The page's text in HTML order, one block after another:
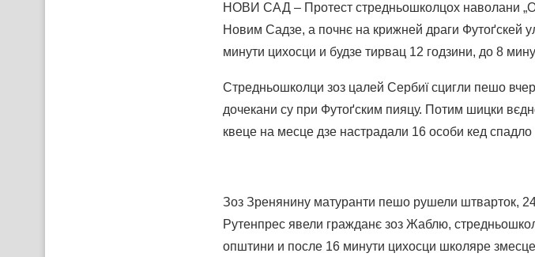
НОВИ САД – Протест стредньошколцох наволани
Новим Садзе, а почнє на крижней драги Футоґскей
минути цихосци и будзе тирвац 12 годзини, до 8
Стредньошколци зоз цалей Сербиї сцигли пешо
дочекани су при Футоґским пияцу. Потим шицки
квеце на месце дзе настрадали 16 особи кед спадло
Зоз Зренянину матуранти пешо рушели штварток,
Рутенпрес явели гражданє зоз Жаблю,
општини и после 16 минути цихосци школяре